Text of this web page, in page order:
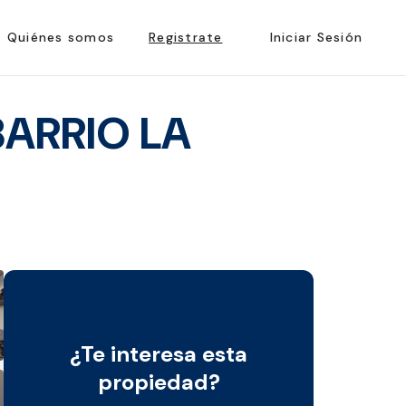
Quiénes somos Registrate Iniciar Sesión
LA
¿Te interesa esta
propiedad?